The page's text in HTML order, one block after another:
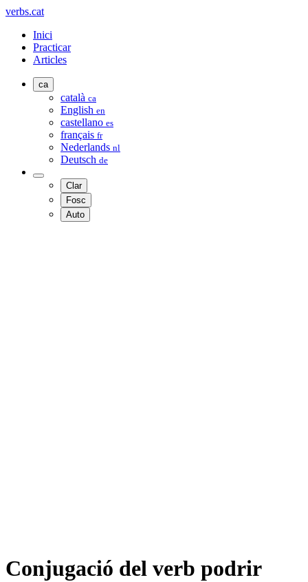
verbs.cat
Inici
Practicar
Articles
ca
català ca
English en
castellano es
français fr
Nederlands nl
Deutsch de
Clar
Fosc
Auto
Conjugació del verb podrir